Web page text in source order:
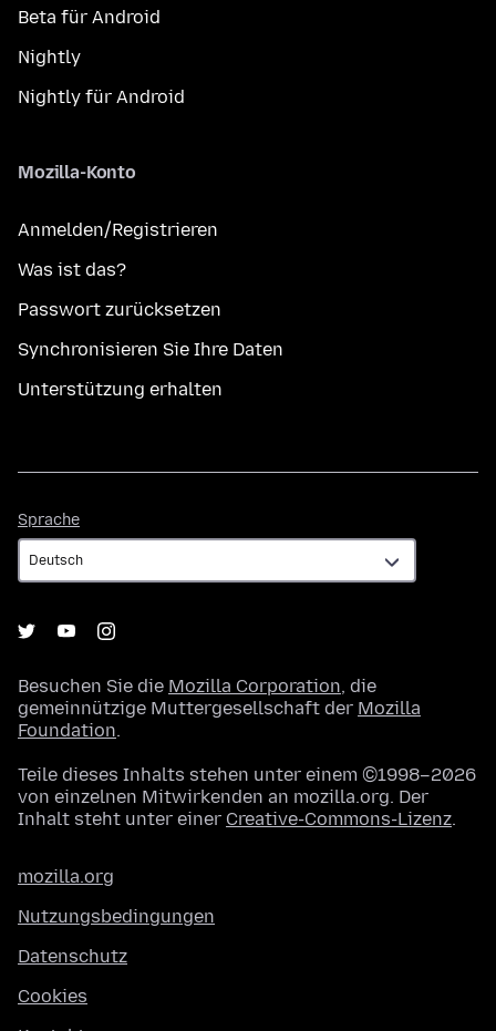
Beta für Android
Nightly
Nightly für Android
Mozilla-Konto
Anmelden/Registrieren
Was ist das?
Passwort zurücksetzen
Synchronisieren Sie Ihre Daten
Unterstützung erhalten
Sprache
Besuchen Sie die Mozilla Corporation, die
gemeinnützige Muttergesellschaft der Mozilla
Foundation.
Teile dieses Inhalts stehen unter einem ©1998–2026
von einzelnen Mitwirkenden an mozilla.org. Der
Inhalt steht unter einer Creative-Commons-Lizenz.
mozilla.org
Nutzungsbedingungen
Datenschutz
Cookies